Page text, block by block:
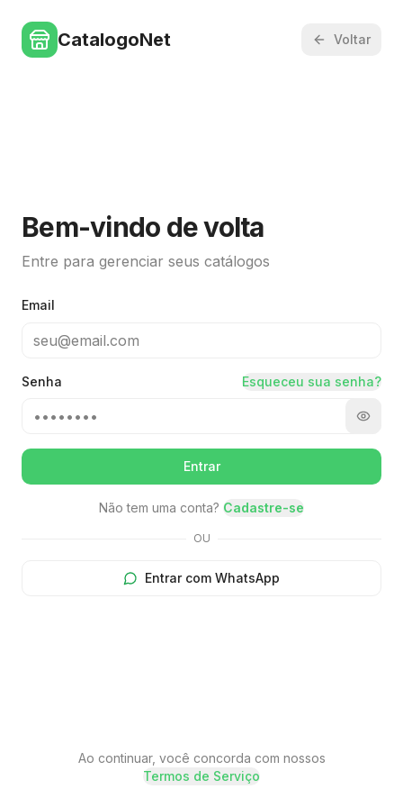
CatalogoNet Voltar
Bem-vindo de volta
Entre para gerenciar seus catálogos
Email
Senha Esqueceu sua senha?
Entrar
Não tem uma conta? Cadastre-se
OU
Entrar com WhatsApp
Ao continuar, você concorda com nossos
Termos de Serviço